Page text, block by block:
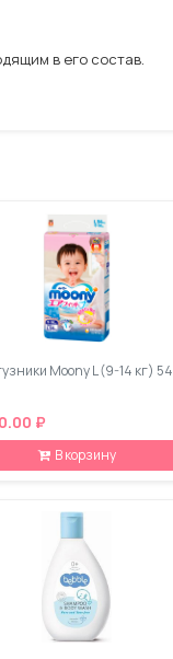
в его состав.
Moony L (9-14 кг) 54
₽
В корзину